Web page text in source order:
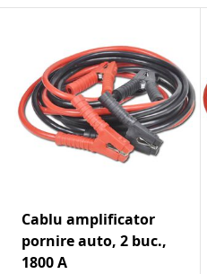
Cablu amplificator
pornire auto, 2 buc.,
1800 A